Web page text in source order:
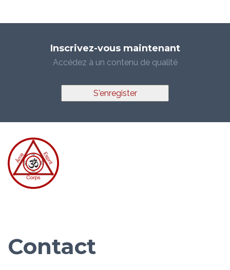
Inscrivez-vous maintenant
Accédez à un contenu de qualité
S'enregister
Contact